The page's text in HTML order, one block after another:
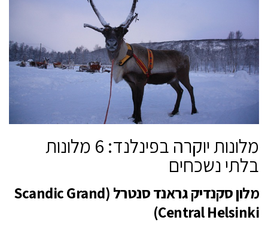
מלונות יוקרה בפינלנד: 6 מלונות
בלתי נשכחים
מלון סקנדיק גראנד סנטרל (Scandic Grand
Central Helsinki)